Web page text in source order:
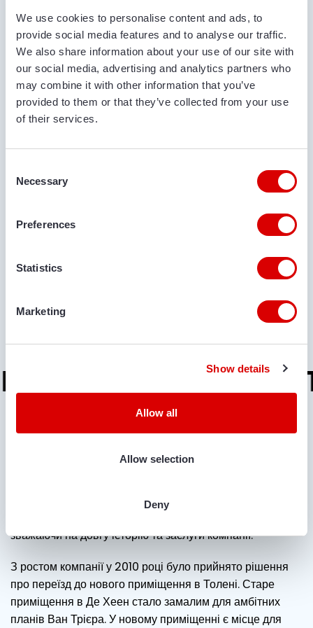
We use cookies to personalise content and ads, to
provide social media features and to analyse our traffic.
We also share information about your use of our site with
our social media, advertising and analytics partners who
may combine it with other information that you’ve
provided to them or that they’ve collected from your use
of their services.
Selection
Necessary
Preferences
Statistics
Marketing
Show details
Allow all
Allow selection
Deny
У 1948 році Йоганнес ван Трієр почав розробляти
самохідний мотокультиватор TZK, який мав великий
успіх. Цей інноваційний дух продовжує жити в компанії.
Інновації з 1746 року
У 1996 році компанія Van Trier отримала особливе
право використовувати королівський герб, а також
зважаючи на довгу історію та заслуги компанії.
З ростом компанії у 2010 році було прийнято рішення
про переїзд до нового приміщення в Толені. Старе
приміщення в Де Хеен стало замалим для амбітних
планів Ван Трієра. У новому приміщенні є місце для